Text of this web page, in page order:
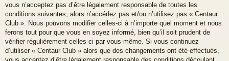
vous n’acceptez pas d’être légalement responsable de toutes les
conditions suivantes, alors n’accédez pas et/ou n’utilisez pas « Centaur
Club ». Nous pouvons modifier celles-ci à n’importe quel moment et nous
ferons tout pour que vous en soyez informé, bien qu’il soit prudent de
vérifier régulièrement celles-ci par vous-même. Si vous continuez
d’utiliser « Centaur Club » alors que des changements ont été effectués,
vous acceptez d’être légalement responsable des conditions découlant